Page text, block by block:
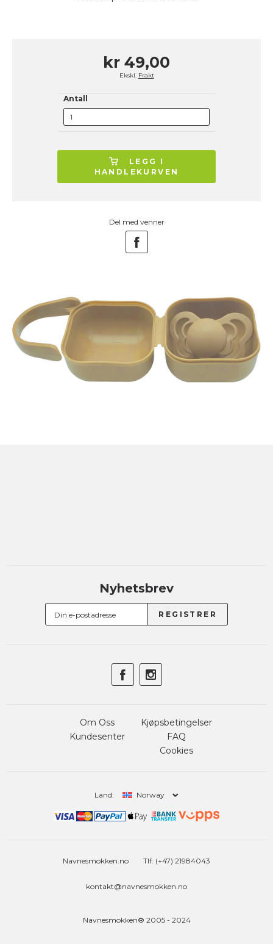
kr 49,00
Ekskl. Frakt
Antall
LEGG I
HANDLEKURVEN
Del med venner
Nyhetsbrev
Om Oss
Kundesenter
Kjøpsbetingelser
FAQ
Cookies
Land: Norway
Navnesmokken.no Tlf: (+47) 21984043
kontakt@navnesmokken.no
Navnesmokken® 2005 - 2024